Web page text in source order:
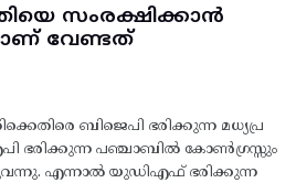
സംരക്ഷിക്കാൻ
വേണ്ടത്
ബിജെപി ഭരിക്കുന്ന മധ്യപ്ര
ഭരിക്കുന്ന പഞ്ചാബിൽ കോൺഗ്രസ്സും
എന്നാൽ യുഡിഎഫ് ഭരിക്കുന്ന